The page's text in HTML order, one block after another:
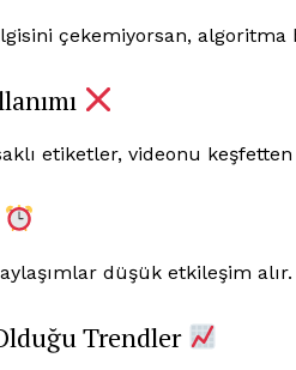
çekemiyorsan,
etiketler, videonu
düşük etkileşim alır.
Trendler